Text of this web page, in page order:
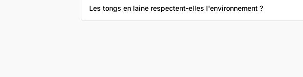
Les tongs en laine respectent-elles l'environnement ?